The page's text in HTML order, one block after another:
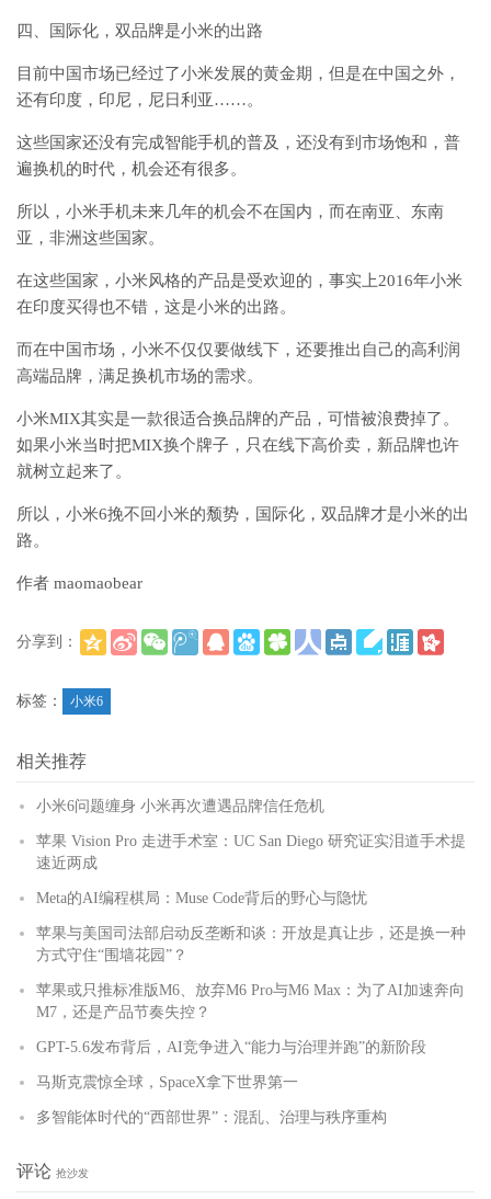
四、国际化，双品牌是小米的出路
目前中国市场已经过了小米发展的黄金期，但是在中国之外，
还有印度，印尼，尼日利亚……。
这些国家还没有完成智能手机的普及，还没有到市场饱和，普
遍换机的时代，机会还有很多。
所以，小米手机未来几年的机会不在国内，而在南亚、东南
亚，非洲这些国家。
在这些国家，小米风格的产品是受欢迎的，事实上2016年小米
在印度买得也不错，这是小米的出路。
而在中国市场，小米不仅仅要做线下，还要推出自己的高利润
高端品牌，满足换机市场的需求。
小米MIX其实是一款很适合换品牌的产品，可惜被浪费掉了。
如果小米当时把MIX换个牌子，只在线下高价卖，新品牌也许
就树立起来了。
所以，小米6挽不回小米的颓势，国际化，双品牌才是小米的出
路。
作者 maomaobear
分享到：
标签：
小米6
相关推荐
小米6问题缠身 小米再次遭遇品牌信任危机
苹果 Vision Pro 走进手术室：UC San Diego 研究证实泪道手术提
速近两成
Meta的AI编程棋局：Muse Code背后的野心与隐忧
苹果与美国司法部启动反垄断和谈：开放是真让步，还是换一种
方式守住“围墙花园”？
苹果或只推标准版M6、放弃M6 Pro与M6 Max：为了AI加速奔向
M7，还是产品节奏失控？
GPT-5.6发布背后，AI竞争进入“能力与治理并跑”的新阶段
马斯克震惊全球，SpaceX拿下世界第一
多智能体时代的“西部世界”：混乱、治理与秩序重构
评论 抢沙发